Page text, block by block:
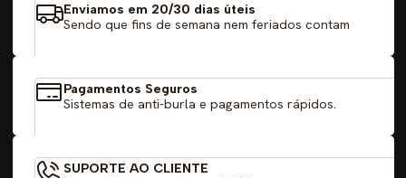
Enviamos em 20/30 dias úteis
Sendo que fins de semana nem feriados contam
Pagamentos Seguros
Sistemas de anti-burla e pagamentos rápidos.
SUPORTE AO CLIENTE